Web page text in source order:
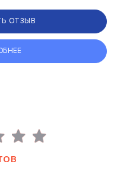
ОТЗЫВ